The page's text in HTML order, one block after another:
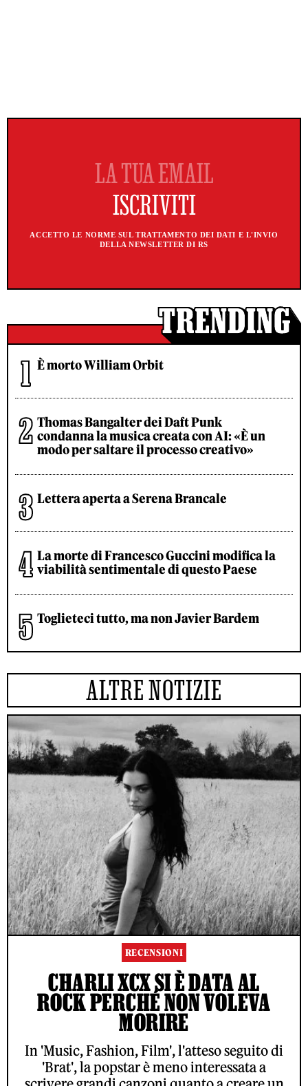
ACCETTO LE NORME SUL TRATTAMENTO DEI DATI E L'INVIO
DELLA NEWSLETTER DI RS
È morto William Orbit
Thomas Bangalter dei Daft Punk
condanna la musica creata con AI: «È un
modo per saltare il processo creativo»
Lettera aperta a Serena Brancale
La morte di Francesco Guccini modifica la
viabilità sentimentale di questo Paese
Toglieteci tutto, ma non Javier Bardem
ALTRE NOTIZIE
RECENSIONI
CHARLI XCX SI È DATA AL
ROCK PERCHÉ NON VOLEVA
MORIRE
In 'Music, Fashion, Film', l'atteso seguito di
'Brat', la popstar è meno interessata a